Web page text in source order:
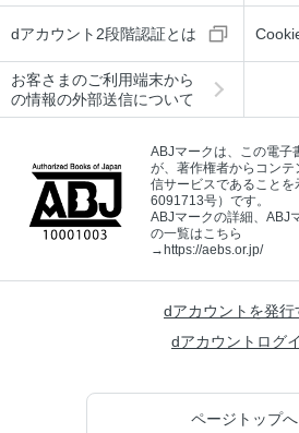
dアカウント2段階認証とは
お客さまのご利用端末から
の情報の外部送信について
ABJマークは、この電子
が、著作権者からコン
信サービスであること
6091713号）です。
ABJマークの詳細、ABJ
の一覧はこちら
→ https://aebs.or.jp/
dアカウントを発行
dアカウントログ
ページトップへ